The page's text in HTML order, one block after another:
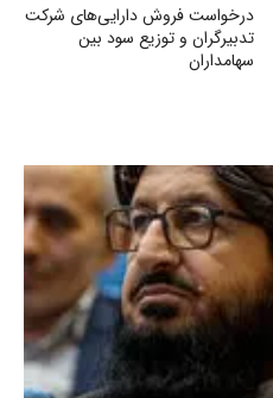
درخواست فروش دارایی‌های شرکت
تدبیرگران و توزیع سود بین
سهامداران